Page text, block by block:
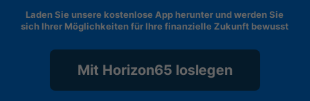
Laden Sie unsere kostenlose App herunter und werden Sie
sich Ihrer Möglichkeiten für Ihre finanzielle Zukunft bewusst
Mit Horizon65 loslegen